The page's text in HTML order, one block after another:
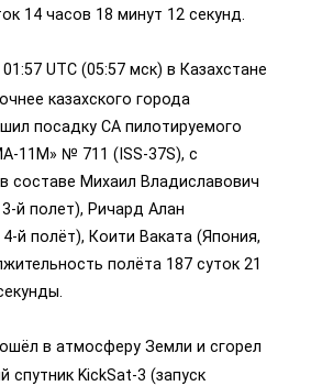
14 часов 18 минут 12 секунд.
UTC (05:57 мск) в Казахстане
казахского города
посадку СА пилотируемого
11М» № 711 (ISS-37S), с
составе Михаил Владиславович
й полет), Ричард Алан
й полёт), Коити Ваката (Япония,
полёта 187 суток 21
в атмосферу Земли и сгорел
спутник KickSat-3 (запуск